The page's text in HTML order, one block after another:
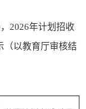
2026年计划招收
（以教育厅审核结